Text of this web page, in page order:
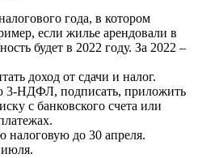
года, в котором
если жилье арендовали в
будет в 2022 году. За 2022 –
доход от сдачи и налог.
3-НДФЛ, подписать, приложить
с банковского счета или
налоговую до 30 апреля.
июля.